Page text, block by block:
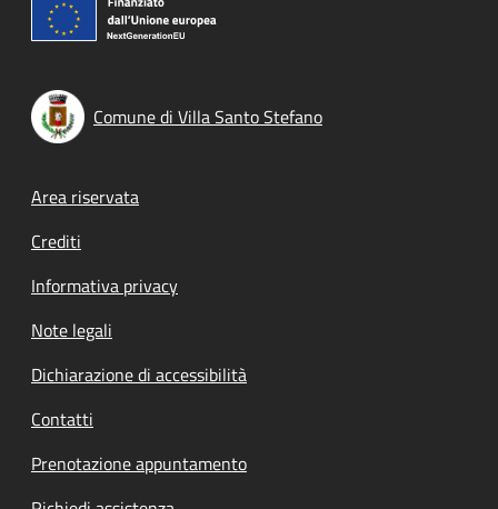
Comune di Villa Santo Stefano
Footer menu
Area riservata
Crediti
Informativa privacy
Note legali
Dichiarazione di accessibilità
Contatti
Prenotazione appuntamento